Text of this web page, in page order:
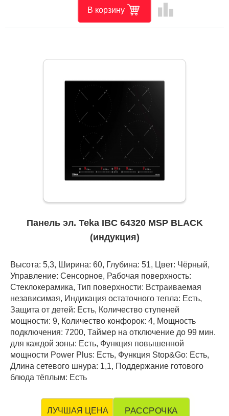
В корзину leaderboard
Панель эл. Teka IBC 64320 MSP BLACK
(индукция)
Высота: 5,3, Ширина: 60, Глубина: 51, Цвет: Чёрный,
Управление: Сенсорное, Рабочая поверхность:
Стеклокерамика, Тип поверхности: Встраиваемая
независимая, Индикация остаточного тепла: Есть,
Защита от детей: Есть, Количество ступеней
мощности: 9, Количество конфорок: 4, Мощность
подключения: 7200, Таймер на отключение до 99 мин.
для каждой зоны: Есть, Функция повышенной
мощности Power Plus: Есть, Функция Stop&Go: Есть,
Длина сетевого шнура: 1,1, Поддержание готового
блюда тёплым: Есть
ЛУЧШАЯ ЦЕНА РАССРОЧКА